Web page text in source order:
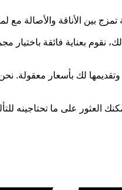
بين الأناقة والأصالة مع
فائقة باختيار
لك بأسعار معقولة.
العثور على ما تحتاجينه